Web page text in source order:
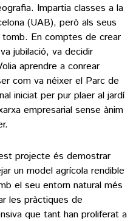
PATINS
Impartia classes a la
(UAB), però als seus
En comptes de crear
jubilació, va decidir
aprendre a conrear
com va néixer el Parc de
iniciat per pur plaer al jardí
empresarial sense ànim
projecte és demostrar
un model agrícola rendible
el seu entorn natural més
les pràctiques de
que tant han proliferat a